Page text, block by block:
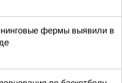
фермы выявили в